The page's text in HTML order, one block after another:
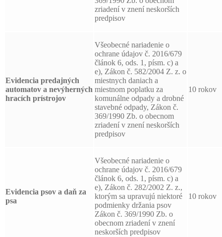
zriadení v znení neskorších
predpisov
Evidencia predajných
automatov a nevýherných
hracích prístrojov
Všeobecné nariadenie o
ochrane údajov č. 2016/679
článok 6, ods. 1, písm. c) a
e), Zákon č. 582/2004 Z. z. o
miestnych daniach a
miestnom poplatku za
komunálne odpady a drobné
stavebné odpady, Zákon č.
369/1990 Zb. o obecnom
zriadení v znení neskorších
predpisov
10 rokov
Evidencia psov a daň za
psa
Všeobecné nariadenie o
ochrane údajov č. 2016/679
článok 6, ods. 1, písm. c) a
e), Zákon č. 282/2002 Z. z.,
ktorým sa upravujú niektoré
podmienky držania psov
Zákon č. 369/1990 Zb. o
obecnom zriadení v znení
neskorších predpisov
10 rokov